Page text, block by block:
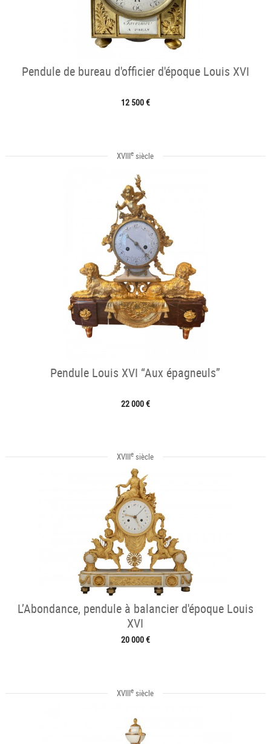
Pendule de bureau d'officier d'époque Louis XVI
12 500 €
XVIIIe siècle
Pendule Louis XVI “Aux épagneuls”
22 000 €
XVIIIe siècle
L’Abondance, pendule à balancier d'époque Louis
XVI
20 000 €
XVIIIe siècle